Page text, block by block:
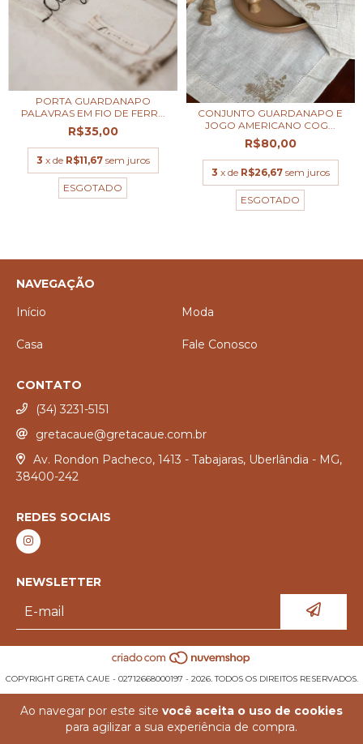
Ao navegar por este site você aceita o uso de cookies
para agilizar a sua experiência de compra.
PORTA GUARDANAPO
PALAVRAS EM FIO DE FERR...
R$35,00
3 x de R$11,67 sem juros
ESGOTADO
CONJUNTO GUARDANAPO E
JOGO AMERICANO COG...
R$80,00
3 x de R$26,67 sem juros
ESGOTADO
NAVEGAÇÃO
Início
Moda
Casa Fale Conosco
CONTATO
(34) 3231-5151
gretacaue@gretacaue.com.br
Av. Rondon Pacheco, 1413 - Tabajaras, Uberlândia - MG,
38400-242
REDES SOCIAIS
NEWSLETTER
COPYRIGHT GRETA CAUE - 02712668000197 - 2026. TODOS OS DIREITOS RESERVADOS.